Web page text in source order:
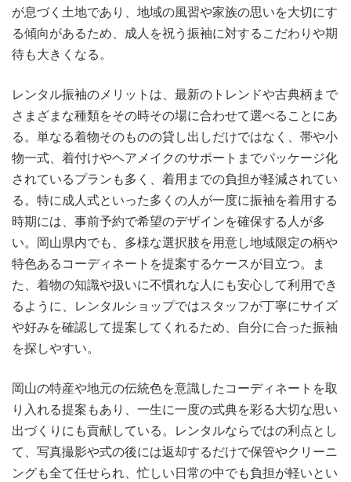
が息づく土地であり、地域の風習や家族の思いを大切にす
る傾向があるため、成人を祝う振袖に対するこだわりや期
待も大きくなる。
レンタル振袖のメリットは、最新のトレンドや古典柄まで
さまざまな種類をその時その場に合わせて選べることにあ
る。単なる着物そのものの貸し出しだけではなく、帯や小
物一式、着付けやヘアメイクのサポートまでパッケージ化
されているプランも多く、着用までの負担が軽減されてい
る。特に成人式といった多くの人が一度に振袖を着用する
時期には、事前予約で希望のデザインを確保する人が多
い。岡山県内でも、多様な選択肢を用意し地域限定の柄や
特色あるコーディネートを提案するケースが目立つ。ま
た、着物の知識や扱いに不慣れな人にも安心して利用でき
るように、レンタルショップではスタッフが丁寧にサイズ
や好みを確認して提案してくれるため、自分に合った振袖
を探しやすい。
岡山の特産や地元の伝統色を意識したコーディネートを取
り入れる提案もあり、一生に一度の式典を彩る大切な思い
出づくりにも貢献している。レンタルならではの利点とし
て、写真撮影や式の後には返却するだけで保管やクリーニ
ングも全て任せられ、忙しい日常の中でも負担が軽いとい